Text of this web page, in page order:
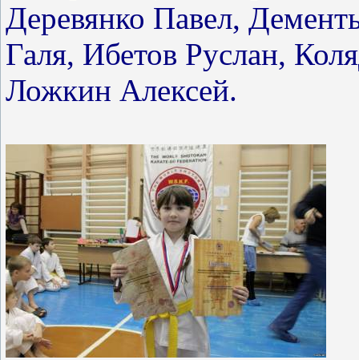
Деревянко Павел,
Галя, Ибетов Руслан,
Ложкин Алексей.